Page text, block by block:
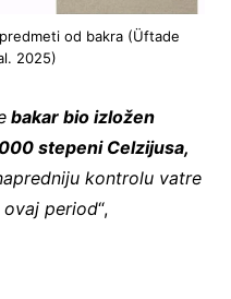
od bakra (Üftade
2025)
bakar bio izložen
stepeni Celzijusa,
kontrolu vatre
ovaj period“,